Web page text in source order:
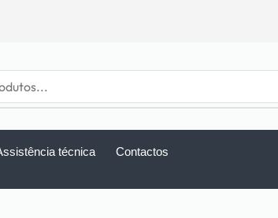
técnica Contactos